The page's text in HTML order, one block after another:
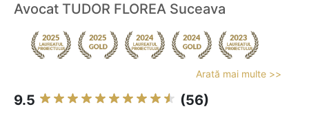
Avocat TUDOR FLOREA Suceava
Arată mai multe >>
9.5 (56)